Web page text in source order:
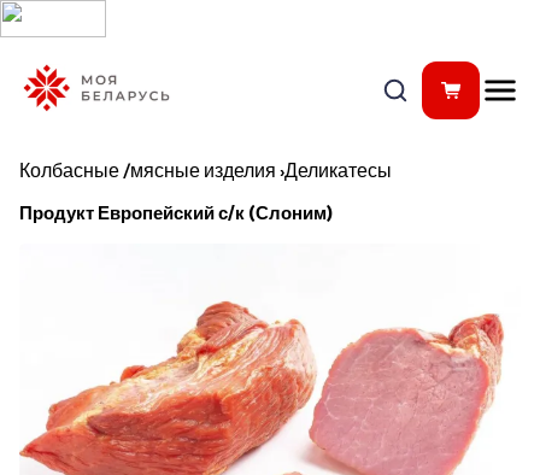
Колбасные /мясные изделия ›Деликатесы
Продукт Европейский с/к (Слоним)